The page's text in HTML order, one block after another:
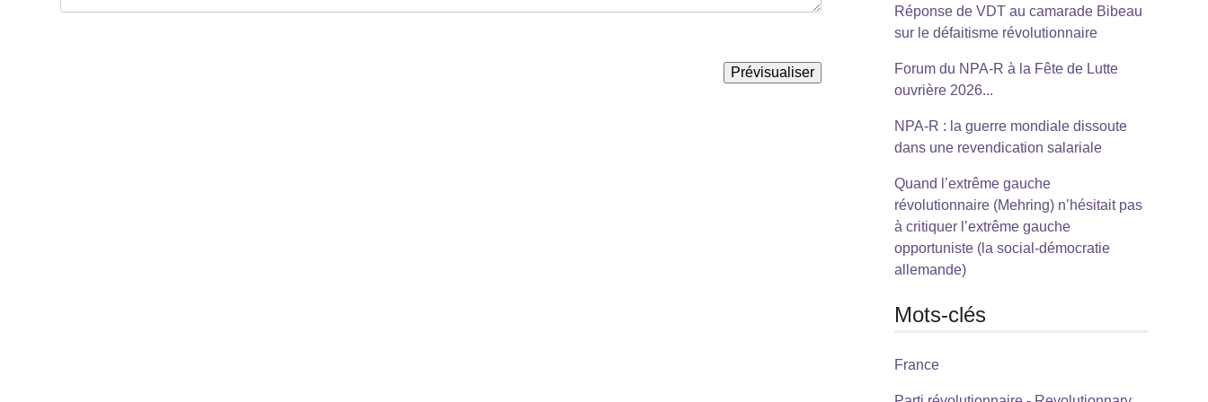
Réponse de VDT au camarade Bibeau
sur le défaitisme révolutionnaire
Forum du NPA-R à la Fête de Lutte
ouvrière 2026...
NPA-R : la guerre mondiale dissoute
dans une revendication salariale
Quand l’extrême gauche
révolutionnaire (Mehring) n’hésitait pas
à critiquer l’extrême gauche
opportuniste (la social-démocratie
allemande)
Mots-clés
France